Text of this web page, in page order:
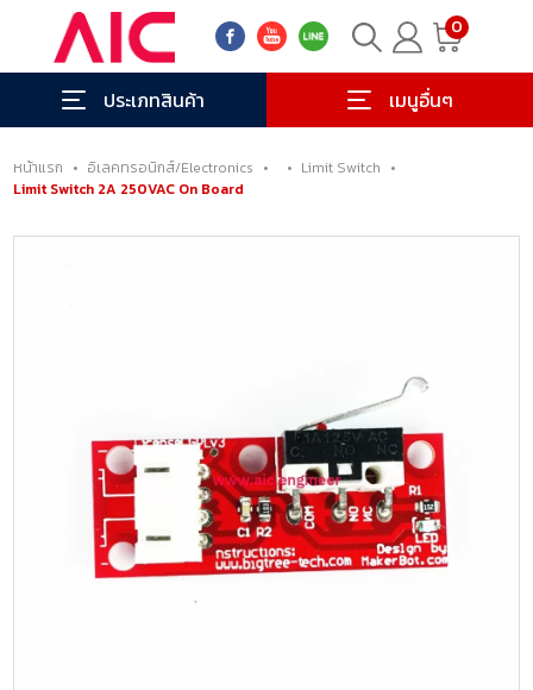
0
ประเภทสินค้า เมนูอื่นๆ
หน้าแรก • อิเลคทรอนิกส์/Electronics • • Limit Switch •
Limit Switch 2A 250VAC On Board